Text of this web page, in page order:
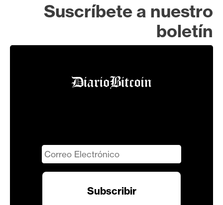
Suscríbete a nuestro
boletín